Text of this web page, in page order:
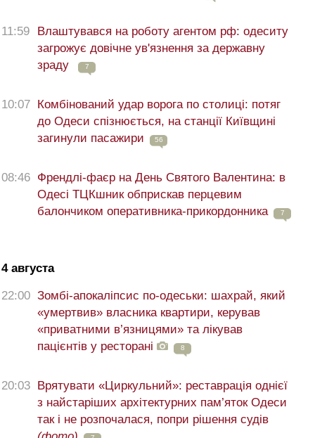
11:59
Влаштувався на роботу агентом рф: одеситу
загрожує довічне ув'язнення за державну
зраду
7
10:07
Комбінований удар ворога по столиці: потяг
до Одеси спізнюється, на станції Київщині
загинули пасажири
56
08:46 Френдлі-фаєр на День Святого Валентина: в
Одесі ТЦКшник обприскав перцевим
балончиком оперативника-прикордонника
7
4 августа
22:00 Зомбі-апокаліпсис по-одеськи: шахрай, який
«умертвив» власника квартири, керував
«приватними в’язницями» та лікував
пацієнтів у ресторані
8
20:03
Врятувати «Циркульний»: реставрація однієї
з найстаріших архітектурних пам’яток Одеси
так і не розпочалася, попри рішення судів